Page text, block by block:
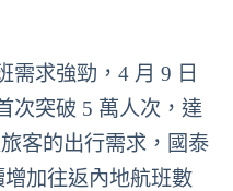
需求強勁，4 月 9 日
次突破 5 萬人次，達
客的出行需求，國泰
加往返內地航班數